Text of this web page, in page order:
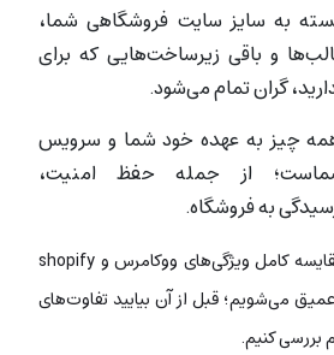
به سایز سایت فروشگاهی شما،
و باقی زیرساخت‌هایی که برای
گران تمام می‌شود.
چیز به عهده‌ خود شما و سرویس
از جمله حفظ امنیت،
به فروشگاه.
در بخش‌های بعدی به مقایسه‌ کامل ویژگی‌های ووکامرس و shopify
می‌شویم؛ قبل از آن بیایید تفاوت‌های
بررسی کنیم.